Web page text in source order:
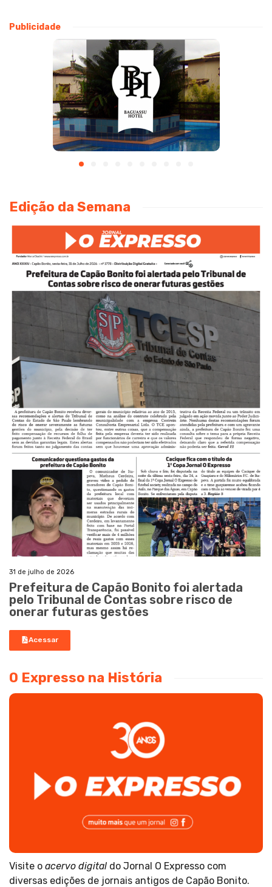
Publicidade
Edição da Semana
31 de julho de 2026
Prefeitura de Capão Bonito foi alertada
pelo Tribunal de Contas sobre risco de
onerar futuras gestões
Acessar
O Expresso na História
Visite o acervo digital do Jornal O Expresso com
diversas edições de jornais antigos de Capão Bonito.